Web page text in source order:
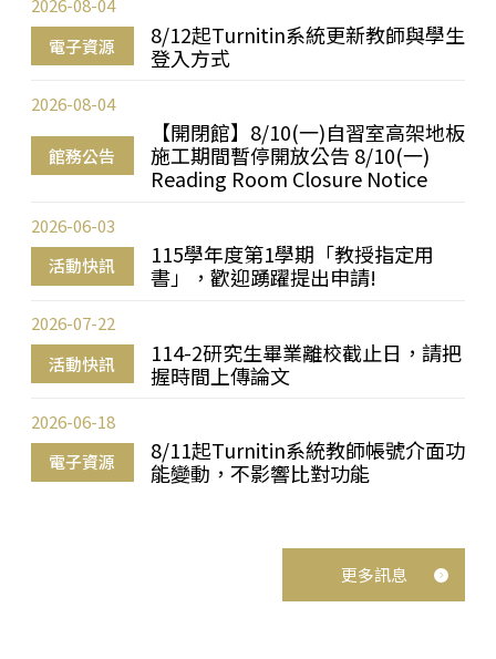
電子資源
8/12起Turnitin系統更新教師與學生
登入方式
2026-08-04
館務公告
【開閉館】8/10(一)自習室高架地板
施工期間暫停開放公告 8/10(一)
Reading Room Closure Notice
2026-08-04
活動快訊
115學年度第1學期「教授指定用
書」，歡迎踴躍提出申請!
2026-06-03
活動快訊
114-2研究生畢業離校截止日，請把
握時間上傳論文
2026-07-22
電子資源
8/11起Turnitin系統教師帳號介面功
能變動，不影響比對功能
2026-06-18
更多訊息